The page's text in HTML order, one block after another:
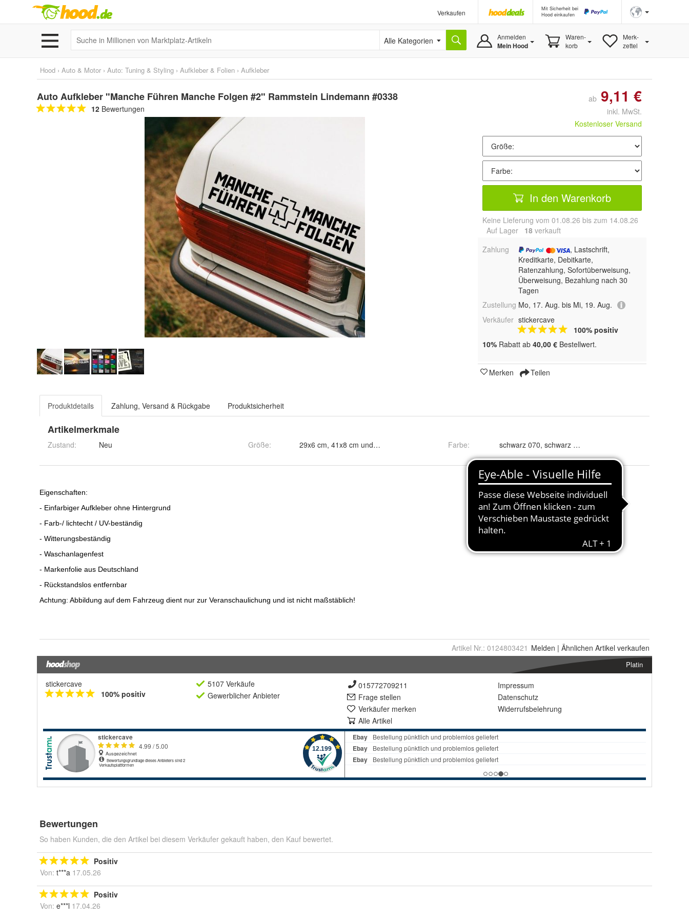
Verkaufen
Mit Sicherheit bei
Hood einkaufen
Alle Kategorien Anmelden
Mein Hood
Waren-
korb
Merk-
zettel
Hood › Auto & Motor › Auto: Tuning & Styling › Aufkleber & Folien › Aufkleber
Auto Aufkleber "Manche Führen Manche Folgen #2" Rammstein Lindemann #0338
12 Bewertungen
ab 9,11 €
inkl. MwSt.
Kostenloser Versand
In den Warenkorb
Keine Lieferung vom 01.08.26 bis zum 14.08.26
Auf Lager 18 verkauft
Zahlung
, Lastschrift,
Kreditkarte, Debitkarte,
Ratenzahlung, Sofortüberweisung,
Überweisung, Bezahlung nach 30
Tagen
Zustellung Mo, 17. Aug. bis Mi, 19. Aug.
Verkäufer stickercave
100% positiv
10% Rabatt ab 40,00 € Bestellwert.
Merken Teilen
Produktdetails Zahlung, Versand & Rückgabe Produktsicherheit
Artikelmerkmale
Zustand: Neu Größe: 29x6 cm, 41x8 cm und 53x10 cm Farbe: schwarz 070, schwarz matt 070M, weiss 010, weiss
Artikel Nr.: 0124803421 Melden | Ähnlichen Artikel verkaufen
Platin
stickercave
100% positiv
5107 Verkäufe
Gewerblicher Anbieter
015772709211
Frage stellen
Verkäufer merken
Alle Artikel
Impressum
Datenschutz
Widerrufsbelehrung
Bewertungen
So haben Kunden, die den Artikel bei diesem Verkäufer gekauft haben, den Kauf bewertet.
Positiv
Von: t***a 17.05.26
Positiv
Von: e***l 17.04.26